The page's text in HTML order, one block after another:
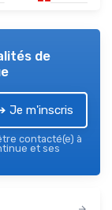
de
Je m'inscris
contacté(e) à
et ses